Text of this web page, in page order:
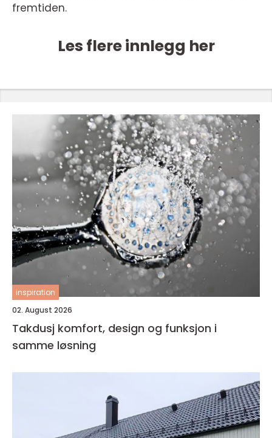
fremtiden.
Les flere innlegg her
inspiration
02. August 2026
Takdusj komfort, design og funksjon i
samme løsning